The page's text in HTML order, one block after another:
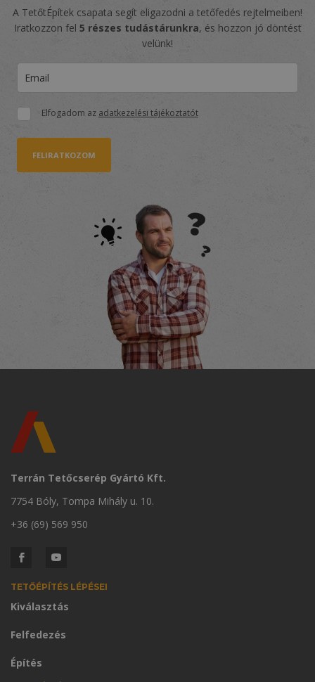
A TetőtÉpítek csapata segít eligazodni a tetőfedés rejtelmeiben!
Iratkozzon fel 5 részes tudástárunkra, és hozzon jó döntést
velünk!
Elfogadom az adatkezelési tájékoztatót
FELIRATKOZOM
Terrán Tetőcserép Gyártó Kft.
7754 Bóly, Tompa Mihály u. 10.
+36 (69) 569 950
TETŐÉPÍTÉS LÉPÉSEI
Kiválasztás
Felfedezés
Építés